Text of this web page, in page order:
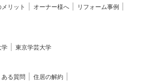
リット オーナー様へ
リフォーム事例
学 東京学芸大学
ある質問
住居の解約